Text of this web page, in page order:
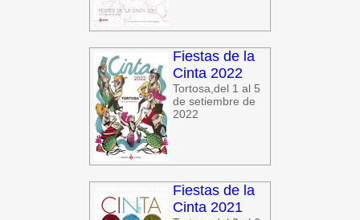
Fiestas de la
Cinta 2022
Tortosa,del 1 al 5
de setiembre de
2022
Fiestas de la
Cinta 2021